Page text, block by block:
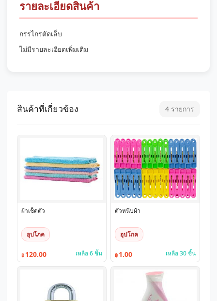
รายละเอียดสินค้า
กรรไกรตัดเล็บ
ไม่มีรายละเอียดเพิ่มเติม
สินค้าที่เกี่ยวข้อง 4 รายการ
ผ้าเช็ดตัว
อุปโภค
฿ 120.00 เหลือ 6 ชิ้น
ตัวหนีบผ้า
อุปโภค
฿ 1.00 เหลือ 30 ชิ้น